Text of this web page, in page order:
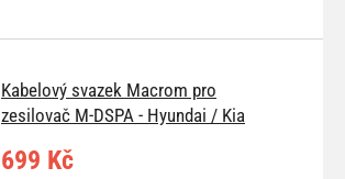
Kabelový svazek Macrom pro
zesilovač M-DSPA - Hyundai / Kia
699 Kč